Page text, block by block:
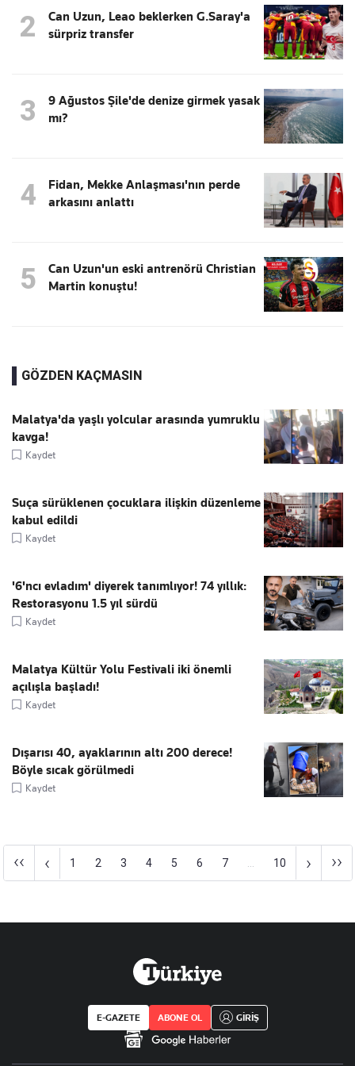
2
Can Uzun, Leao beklerken G.Saray'a
sürpriz transfer
3
9 Ağustos Şile'de denize girmek yasak
mı?
4
Fidan, Mekke Anlaşması'nın perde
arkasını anlattı
5
Can Uzun'un eski antrenörü Christian
Martin konuştu!
GÖZDEN KAÇMASIN
Malatya'da yaşlı yolcular arasında yumruklu
kavga!
Kaydet
Suça sürüklenen çocuklara ilişkin düzenleme
kabul edildi
Kaydet
'6'ncı evladım' diyerek tanımlıyor! 74 yıllık:
Restorasyonu 1.5 yıl sürdü
Kaydet
Malatya Kültür Yolu Festivali iki önemli
açılışla başladı!
Kaydet
Dışarısı 40, ayaklarının altı 200 derece!
Böyle sıcak görülmedi
Kaydet
‹‹ ‹ 1 2 3 4 5 6 7 10 › ››
E-GAZETE ABONE OL GİRİŞ